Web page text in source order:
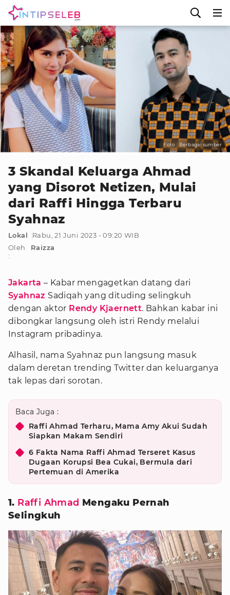
Foto : Berbagai sumber
3 Skandal Keluarga Ahmad
yang Disorot Netizen, Mulai
dari Raffi Hingga Terbaru
Syahnaz
Lokal
Rabu, 21 Juni 2023 - 09:20 WIB
Oleh
:
Raizza
Jakarta – Kabar mengagetkan datang dari
Syahnaz Sadiqah yang dituding selingkuh
dengan aktor Rendy Kjaernett. Bahkan kabar ini
dibongkar langsung oleh istri Rendy melalui
Instagram pribadinya.
Alhasil, nama Syahnaz pun langsung masuk
dalam deretan trending Twitter dan keluarganya
tak lepas dari sorotan.
Baca Juga :
Raffi Ahmad Terharu, Mama Amy Akui Sudah
Siapkan Makam Sendiri
6 Fakta Nama Raffi Ahmad Terseret Kasus
Dugaan Korupsi Bea Cukai, Bermula dari
Pertemuan di Amerika
1. Raffi Ahmad Mengaku Pernah
Selingkuh